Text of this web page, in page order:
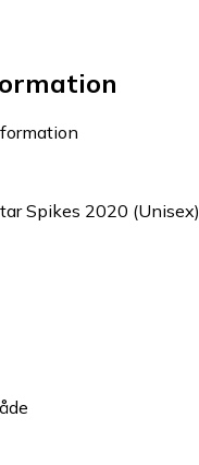
Spikes 2020 (Unisex)